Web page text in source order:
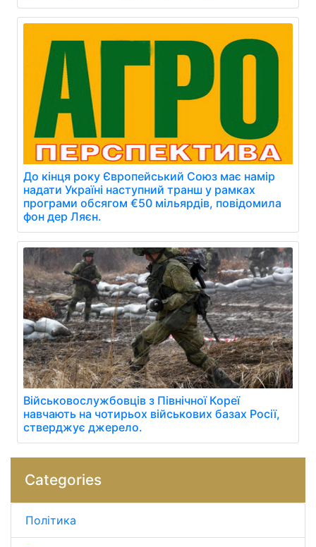
До кінця року Європейський Союз має намір
надати Україні наступний транш у рамках
програми обсягом €50 мільярдів, повідомила
фон дер Ляєн.
Військовослужбовців з Північної Кореї
навчають на чотирьох військових базах Росії,
стверджує джерело.
Categories
Політика